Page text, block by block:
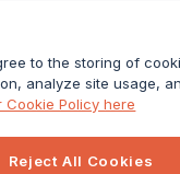
to the storing of
analyze site usage,
Cookie Policy here
Reject All Cookies